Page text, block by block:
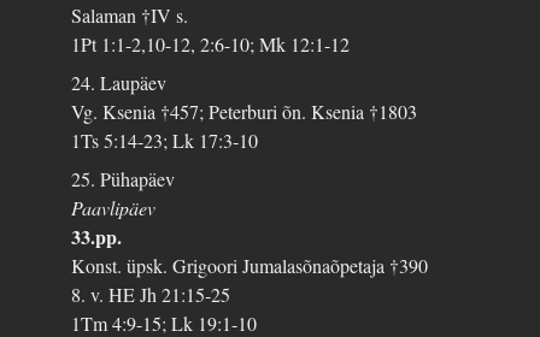
Salaman †IV s.
1Pt 1:1-2,10-12, 2:6-10; Mk 12:1-12
24. Laupäev
Vg. Ksenia †457; Peterburi õn. Ksenia †1803
1Ts 5:14-23; Lk 17:3-10
25. Pühapäev
Paavlipäev
33.pp.
Konst. üpsk. Grigoori Jumalasõnaõpetaja †390
8. v. HE Jh 21:15-25
1Tm 4:9-15; Lk 19:1-10